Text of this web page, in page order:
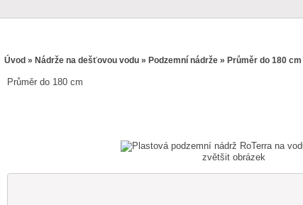
Úvod » Nádrže na dešťovou vodu » Podzemní nádrže » Průměr do 180 cm
Průměr do 180 cm
zvětšit obrázek